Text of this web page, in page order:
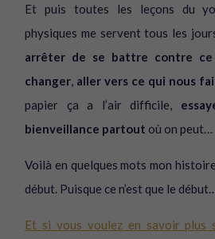
Et puis toutes les leçons du
physiques me servent tous les
arrêter de se battre contre ce
changer aller vers ce qui nous
papier ça a l’air difficile,
bienveillance partout où on peut…
Voilà en quelques mots mon
début. Puisque ce n’est que le début…
Et si vous voulez en savoir plus